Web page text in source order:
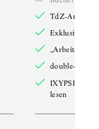
TdZ-Artikel
Exklusive
double-
lesen